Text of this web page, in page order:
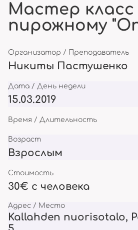
Мастер класс
пирожному
Организатор / Преподаватель
Никиты Пастушенко
Дата / День недели
15.03.2019
Время / Длительность
Возраст
Взрослым
Стоимость
30€ с человека
Адрес / Место
Kallahden nuorisotalo,